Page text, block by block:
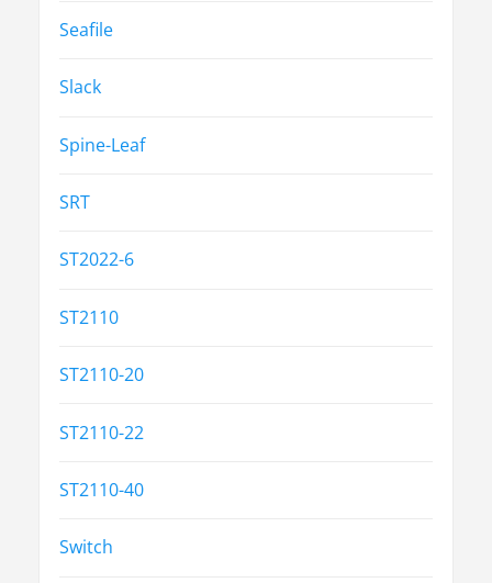
Seafile
Slack
Spine-Leaf
SRT
ST2022-6
ST2110
ST2110-20
ST2110-22
ST2110-40
Switch